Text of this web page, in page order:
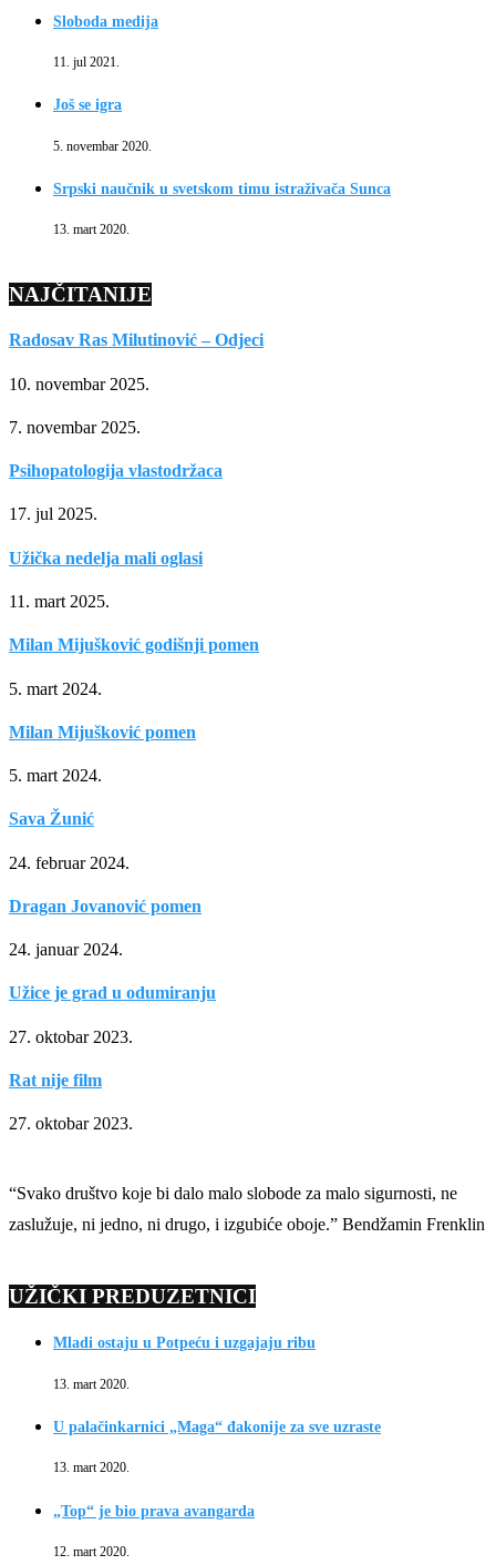
Sloboda medija
11. jul 2021.
Još se igra
5. novembar 2020.
Srpski naučnik u svetskom timu istraživača Sunca
13. mart 2020.
NAJČITANIJE
Radosav Ras Milutinović – Odjeci
10. novembar 2025.
7. novembar 2025.
Psihopatologija vlastodržaca
17. jul 2025.
Užička nedelja mali oglasi
11. mart 2025.
Milan Mijušković godišnji pomen
5. mart 2024.
Milan Mijušković pomen
5. mart 2024.
Sava Žunić
24. februar 2024.
Dragan Jovanović pomen
24. januar 2024.
Užice je grad u odumiranju
27. oktobar 2023.
Rat nije film
27. oktobar 2023.
“Svako društvo koje bi dalo malo slobode za malo sigurnosti, ne
zaslužuje, ni jedno, ni drugo, i izgubiće oboje.” Bendžamin Frenklin
UŽIČKI PREDUZETNICI
Mladi ostaju u Potpeću i uzgajaju ribu
13. mart 2020.
U palačinkarnici „Maga“ đakonije za sve uzraste
13. mart 2020.
„Top“ je bio prava avangarda
12. mart 2020.